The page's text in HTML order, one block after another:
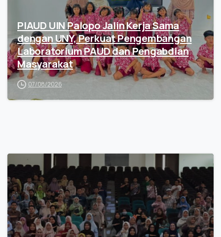
PIAUD UIN Palopo Jalin Kerja Sama
dengan UNY, Perkuat Pengembangan
Laboratorium PAUD dan Pengabdian
Masyarakat
07/08/2026